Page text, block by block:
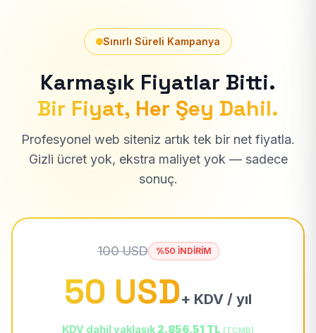
Sınırlı Süreli Kampanya
Karmaşık Fiyatlar Bitti.
Bir Fiyat, Her Şey Dahil.
Profesyonel web siteniz artık tek bir net fiyatla.
Gizli ücret yok, ekstra maliyet yok — sadece
sonuç.
100 USD %50 İNDİRİM
50 USD+ KDV / yıl
KDV dahil yaklaşık 2.856,51 TL (TCMB)